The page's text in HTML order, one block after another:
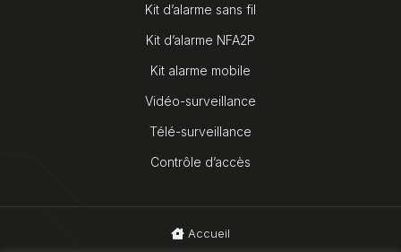
Kit d’alarme sans fil
Kit d’alarme NFA2P
Kit alarme mobile
Vidéo-surveillance
Télé-surveillance
Contrôle d’accès
Accueil